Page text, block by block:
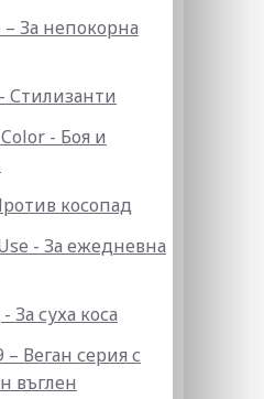
За непокорна
Стилизанти
- Боя и
косопад
- За ежедневна
За суха коса
– Веган серия с
въглен